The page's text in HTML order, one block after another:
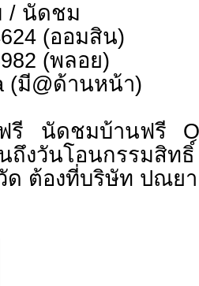
/ นัดชม
(ออมสิน)
(พลอย)
(มี@ด้านหน้า)
ฟรี นัดชมบ้านฟรี
งวันโอนกรรมสิท
ด ต้องที่บริษัท ปณย